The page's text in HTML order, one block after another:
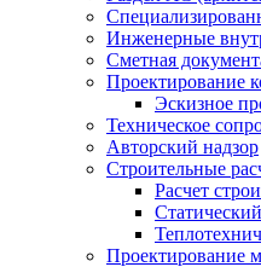
Инженерные
Сметная
Проектирование
Эскизное
Техническое
Авторский надзор
Строительные
Расчет
Проектирование